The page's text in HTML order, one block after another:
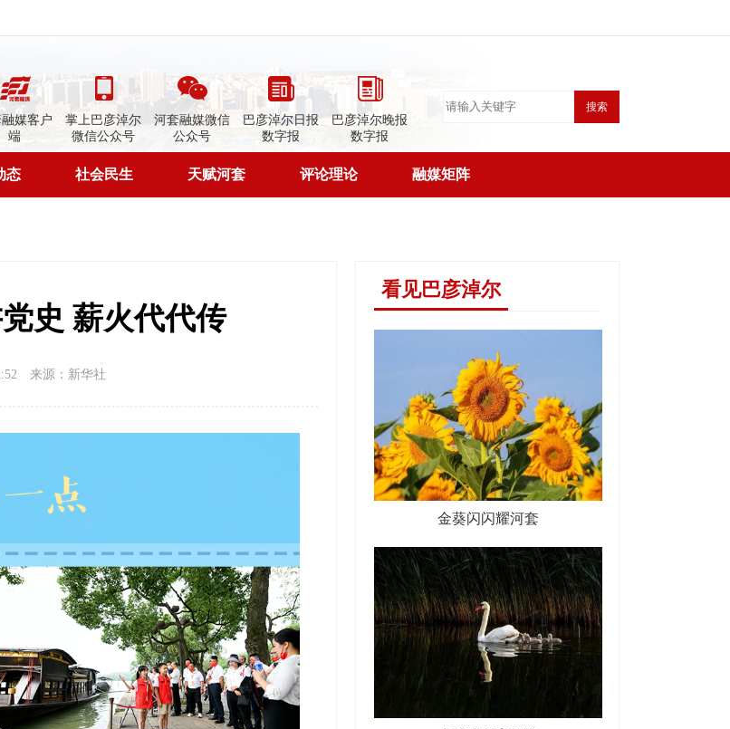
媒客户
端
掌上巴彦淖尔
微信公众号
河套融媒微信
公众号
巴彦淖尔日报
数字报
巴彦淖尔晚报
数字报
搜索
态 社会民生 天赋河套 评论理论 融媒矩阵
史 薪火代代传
来源：新华社
看见巴彦淖尔
金葵闪闪耀河套